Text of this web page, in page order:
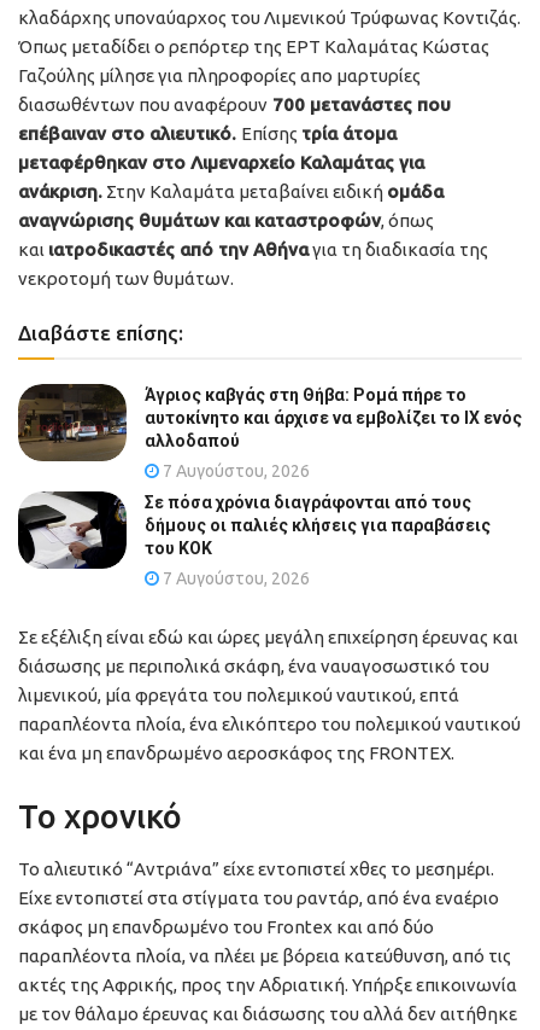
κλαδάρχης υποναύαρχος του Λιμενικού Τρύφωνας Κοντιζάς.
Όπως μεταδίδει ο ρεπόρτερ της ΕΡΤ Καλαμάτας Κώστας
Γαζούλης μίλησε για πληροφορίες απο μαρτυρίες
διασωθέντων που αναφέρουν 700 μετανάστες που
επέβαιναν στο αλιευτικό. Επίσης τρία άτομα
μεταφέρθηκαν στο Λιμεναρχείο Καλαμάτας για
ανάκριση. Στην Καλαμάτα μεταβαίνει ειδική ομάδα
αναγνώρισης θυμάτων και καταστροφών, όπως
και ιατροδικαστές από την Αθήναγια τη διαδικασία της
νεκροτομή των θυμάτων.
Διαβάστε επίσης:
Άγριος καβγάς στη Θήβα: Ρομά πήρε το
αυτοκίνητο και άρχισε να εμβολίζει το ΙΧ ενός
αλλοδαπού
7 Αυγούστου, 2026
Σε πόσα χρόνια διαγράφονται από τους
δήμους οι παλιές κλήσεις για παραβάσεις
του ΚΟΚ
7 Αυγούστου, 2026
Σε εξέλιξη είναι εδώ και ώρες μεγάλη επιχείρηση έρευνας και
διάσωσης με περιπολικά σκάφη, ένα ναυαγοσωστικό του
λιμενικού, μία φρεγάτα του πολεμικού ναυτικού, επτά
παραπλέοντα πλοία, ένα ελικόπτερο του πολεμικού ναυτικού
και ένα μη επανδρωμένο αεροσκάφος της FRONTEX.
Το χρονικό
Το αλιευτικό “Αντριάνα” είχε εντοπιστεί χθες το μεσημέρι.
Είχε εντοπιστεί στα στίγματα του ραντάρ, από ένα εναέριο
σκάφος μη επανδρωμένο του Frontex και από δύο
παραπλέοντα πλοία, να πλέει με βόρεια κατεύθυνση, από τις
ακτές της Αφρικής, προς την Αδριατική. Υπήρξε επικοινωνία
με τον θάλαμο έρευνας και διάσωσης του αλλά δεν αιτήθηκε